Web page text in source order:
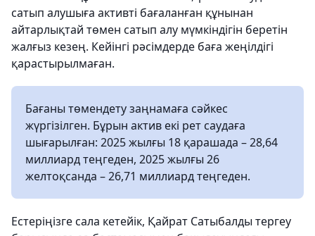
сатып алушыға активті бағаланған құнынан
айтарлықтай төмен сатып алу мүмкіндігін беретін
жалғыз кезең. Кейінгі рәсімдерде баға жеңілдігі
қарастырылмаған.
Бағаны төмендету заңнамаға сәйкес
жүргізілген. Бұрын актив екі рет саудаға
шығарылған: 2025 жылғы 18 қарашада – 28,64
миллиард теңгеден, 2025 жылғы 26
желтоқсанда – 26,71 миллиард теңгеден.
Естеріңізге сала кетейік, Қайрат Сатыбалды тергеу